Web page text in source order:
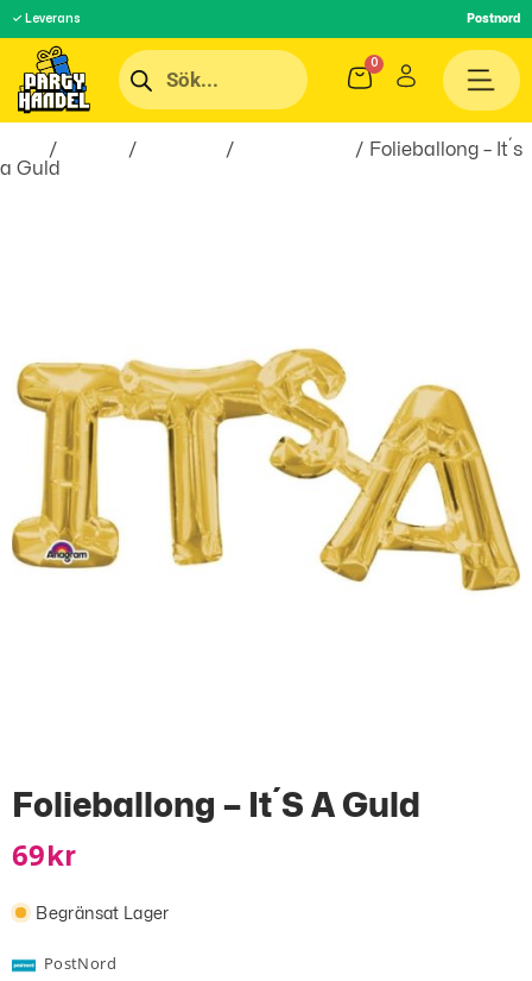
✓ Leverans Postnord
/ / /
/ Folieballong – It´s
a Guld
Folieballong – It´s A Guld
69 Kr
Begränsat Lager
PostNord